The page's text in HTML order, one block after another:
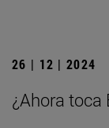
26 | 12 | 2024
¿Ahora toca